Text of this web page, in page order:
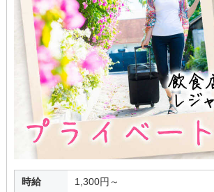
時給 1,300円～